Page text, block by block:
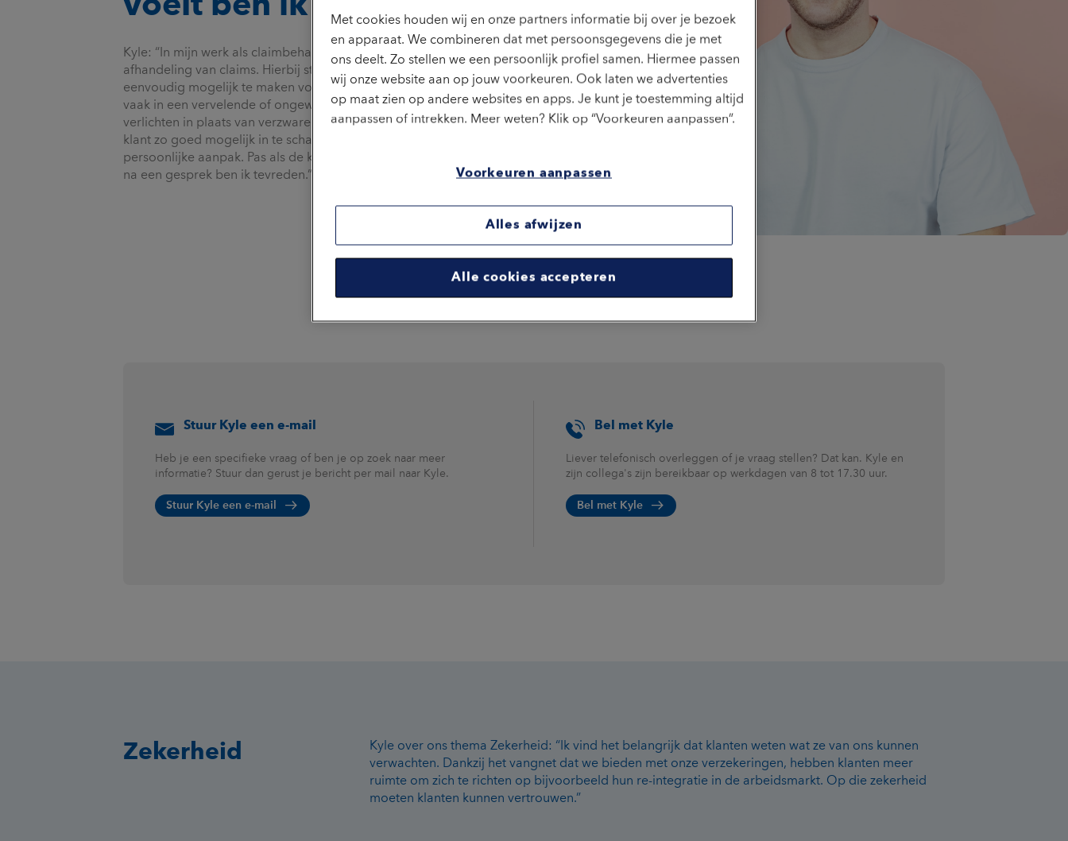
voelt ben ik tevreden
Kyle: “In mijn werk als claimbehandelaar help ik klanten bij de
afhandeling van claims. Hierbij streef ik ernaar om het claimproces zo
eenvoudig mogelijk te maken voor klanten. Ze bevinden zich namelijk
vaak in een vervelende of ongewenste situatie en ik wil die last juist
verlichten in plaats van verzwaren. Zo probeer ik de situatie van iedere
klant zo goed mogelijk in te schatten om te helpen met een
persoonlijke aanpak. Pas als de klant zich gehoord en geholpen voelt
na een gesprek ben ik tevreden.”
Stuur Kyle een e-mail
Heb je een specifieke vraag of ben je op zoek naar meer
informatie? Stuur dan gerust je bericht per mail naar Kyle.
Stuur Kyle een e-mail
Bel met Kyle
Liever telefonisch overleggen of je vraag stellen? Dat kan. Kyle en
zijn collega's zijn bereikbaar op werkdagen van 8 tot 17.30 uur.
Bel met Kyle
Zekerheid
Kyle over ons thema Zekerheid: “Ik vind het belangrijk dat klanten weten wat ze van ons kunnen
verwachten. Dankzij het vangnet dat we bieden met onze verzekeringen, hebben klanten meer
ruimte om zich te richten op bijvoorbeeld hun re-integratie in de arbeidsmarkt. Op die zekerheid
moeten klanten kunnen vertrouwen.”
Met cookies houden wij en onze partners informatie bij over je bezoek
en apparaat. We combineren dat met persoonsgegevens die je met
ons deelt. Zo stellen we een persoonlijk profiel samen. Hiermee passen
wij onze website aan op jouw voorkeuren. Ook laten we advertenties
op maat zien op andere websites en apps. Je kunt je toestemming altijd
aanpassen of intrekken. Meer weten? Klik op “Voorkeuren aanpassen”.
Voorkeuren aanpassen
Alles afwijzen
Alle cookies accepteren